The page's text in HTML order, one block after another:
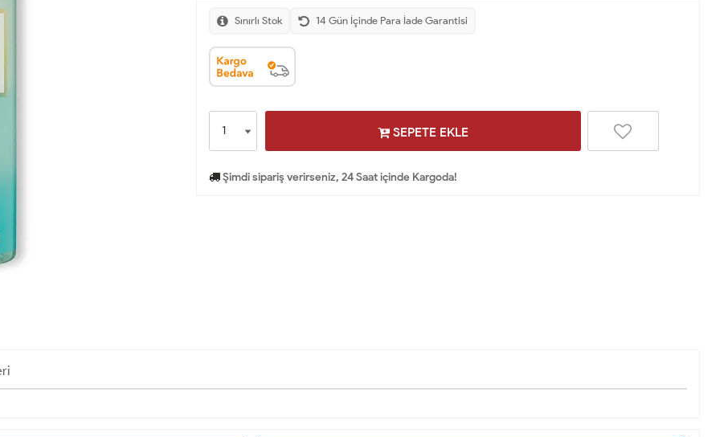
Sınırlı Stok 14 Gün İçinde Para İade Garantisi
SEPETE EKLE
Şimdi sipariş verirseniz, 24 Saat içinde Kargoda!